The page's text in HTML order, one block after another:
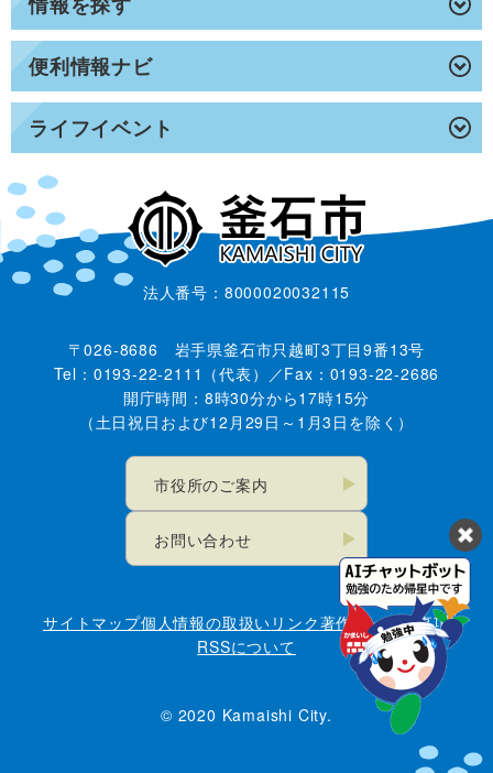
便利情報ナビ
ライフイベント
法人番号：8000020032115
〒026-8686 岩手県釜石市只越町3丁目9番13号
Tel：0193-22-2111（代表）／Fax：0193-22-2686
開庁時間：8時30分から17時15分
（土日祝日および12月29日～1月3日を除く）
市役所のご案内
お問い合わせ
サイトマップ個人情報の取扱い リンク著作権・免責事項
RSSについて
© 2020 Kamaishi City.